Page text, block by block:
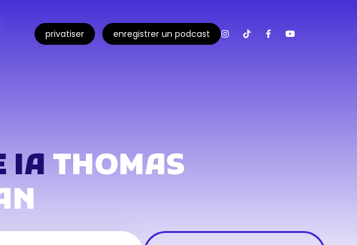
privatiser enregistrer un podcast
IA THOMAS